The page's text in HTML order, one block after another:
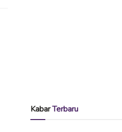
KabarTerbaru